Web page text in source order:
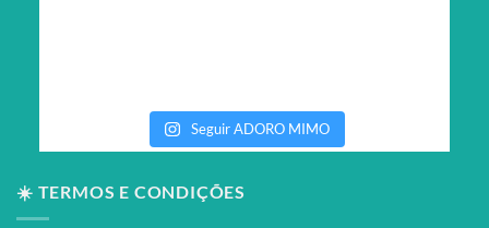
Seguir ADORO MIMO
☀️ TERMOS E CONDIÇÕES